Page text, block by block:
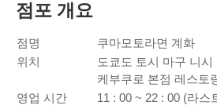
점포 개요
점명
쿠마모토라면 계화
위치
도쿄도 토시 마구 니
케부쿠로 본점 레스토
영업 시간
11 : 00 ~ 22 : 00 (라스